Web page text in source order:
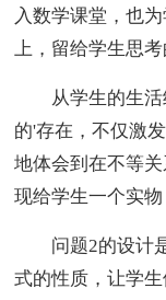
入数学课堂，也
上，留给学生思考
从学生的生活
的'存在，不仅激
地体会到在不等
现给学生一个实物
问题2的设计是
式的性质，让学